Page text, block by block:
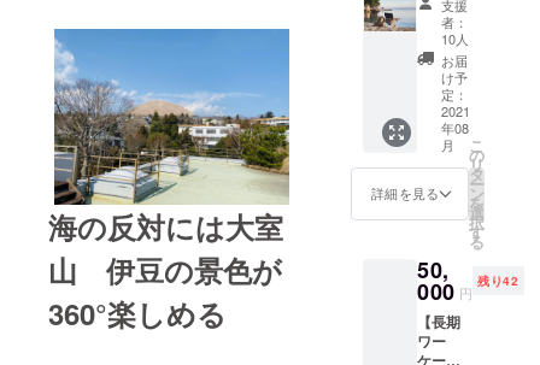
海の反対には大室
山 伊豆の景色が
360°楽しめる
食付き)
・オー
プニン
グパー
ティー
の様子
を動画
で撮影
集した
ものを
タでお
渡し ・
屋上展
望デッ
キで
囲みな
がら施
設の
オープ
ンをみ
んなで
お祝い
しま
す。も
ちろん
の眺望
もお楽
けま
す。 ・
ティー
にご招
待しま
す。体
験宿泊1
泊2日
宿泊、
温泉、1
泊2食
(夕食
キャン
プエリ
アの森
でキャ
ンプ
てみた
い方】
ショー
トワー
ケー
ション
滞在3泊
4日 ク
ラウド
ファン
ディン
グ限定
2021年
8月以降
のプレ
オープ
ン期間
支援
者：
10人
お届
け予
定：
2021
年08
月
詳細を見る
こ
の
リ
タ
ー
ン
を
選
択
す
る
50,
000 円
残り42
【長期
ワー
ケー